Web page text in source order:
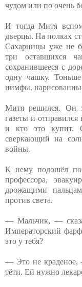
чудом или по очень
И тогда Митя
дверцы. На полках
Сахарницы уже не
три оставшихся
сохранившееся с
одну чашку.
нимфы,
Митя решился. Он
газеты и
и кто это купит.
сверкающий на
войны.
К нему подошёл
профессора,
дрожащими
против света.
— Мальчик, —
Императорский
это у тебя?
— Это не
тёти. Ей нужно